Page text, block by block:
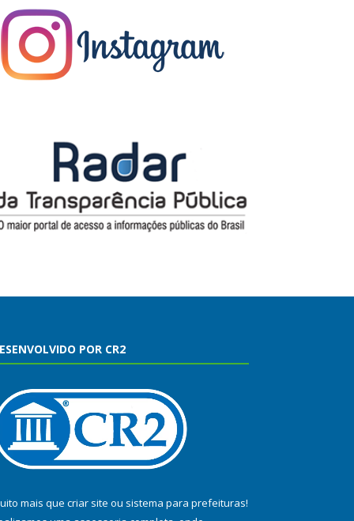
POR CR2
mais que criar site ou sistema para prefeituras!